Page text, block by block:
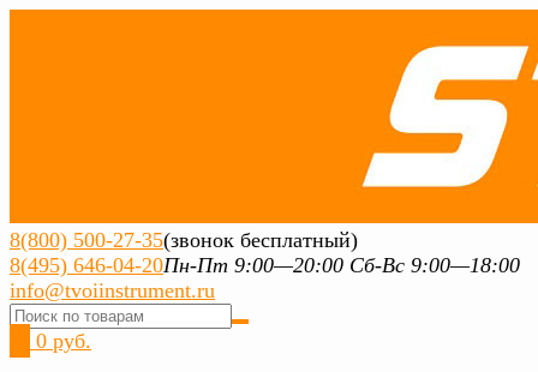
8(800) 500-27-35(звонок бесплатный)
8(495) 646-04-20Пн-Пт 9:00—20:00 Сб-Вс 9:00—18:00
info@tvoiinstrument.ru
0 руб.